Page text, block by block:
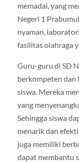
memadai, yang
Negeri 1
nyaman,
fasilitas olahraga
Guru-guru di SD
berkompeten dan
siswa. Mereka
yang
Sehingga siswa
menarik dan
juga memiliki
dapat membantu